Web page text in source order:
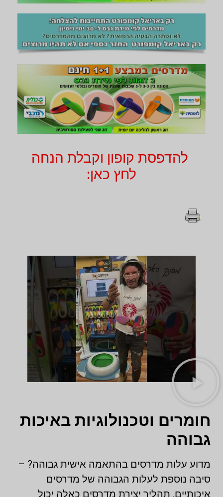
להדפסת קופון וקבלת הנחה
לחץ כאן:
חומרים וטכנולוגיות באיכות
גבוהה
מדוע עלות מדרסים בהתאמה אישית גבוהה? –
סיבה נוספת לעלות הגבוהה של מדרסים
איכותיים. תהליך יצירת מדרסים כאלה יכול